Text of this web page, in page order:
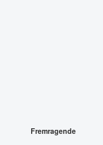
Fremragende